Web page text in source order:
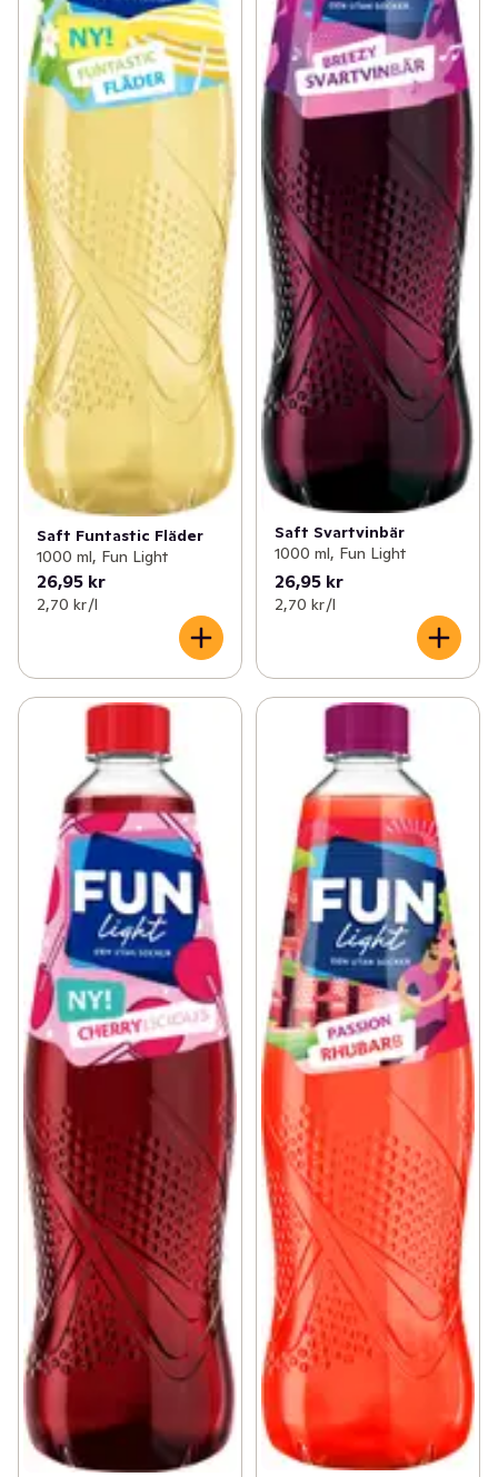
Saft Funtastic Fläder
1000 ml, Fun Light
26,95 kr
2,70 kr /l
Saft Svartvinbär
1000 ml, Fun Light
26,95 kr
2,70 kr /l